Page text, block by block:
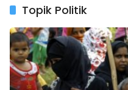
Topik Politik